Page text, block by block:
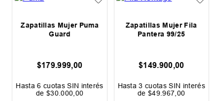
Zapatillas Mujer Puma
Guard
$179.999,00
Hasta6 cuotas SIN interés
de $30 .000 00
Zapatillas Mujer Fila
Pantera 99/25
$149.900,00
Hasta3 cuotas SIN interés
de $49.967 00